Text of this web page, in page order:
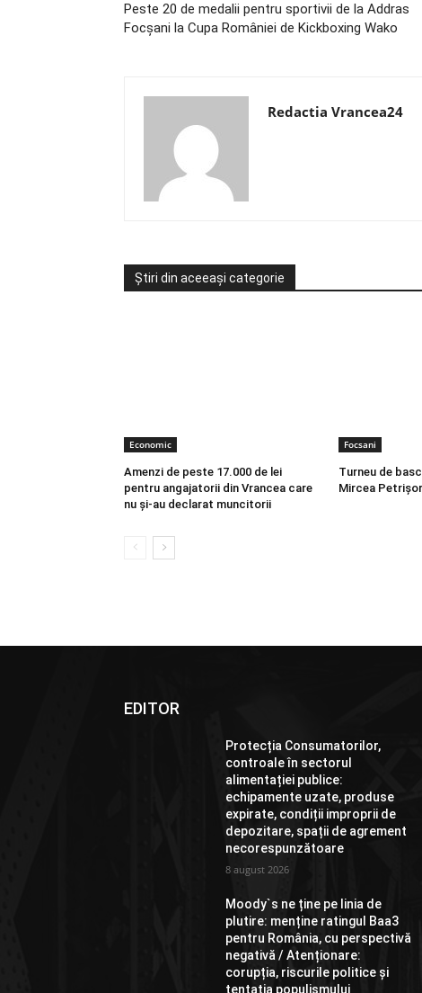
Peste 20 de medalii pentru sportivii de la Addras
Focșani la Cupa României de Kickboxing Wako
Redactia Vrancea24
Știri din aceeași categorie
Economic
Amenzi de peste 17.000 de lei
pentru angajatorii din Vrancea care
nu și-au declarat muncitorii
Focsani
Turneu de
Mircea
EDITOR
Protecția Consumatorilor,
controale în sectorul
alimentației publice:
echipamente uzate, produse
expirate, condiții improprii de
depozitare, spații de agrement
necorespunzătoare
8 august 2026
Moody`s ne ține pe linia de
plutire: menține ratingul Baa3
pentru România, cu perspectivă
negativă / Atenționare:
corupția, riscurile politice și
tentația populismului